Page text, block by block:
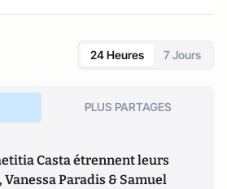
24 Heures 7 Jours
PLUS PARTAGES
Casta étrennent leurs
Paradis & Samuel